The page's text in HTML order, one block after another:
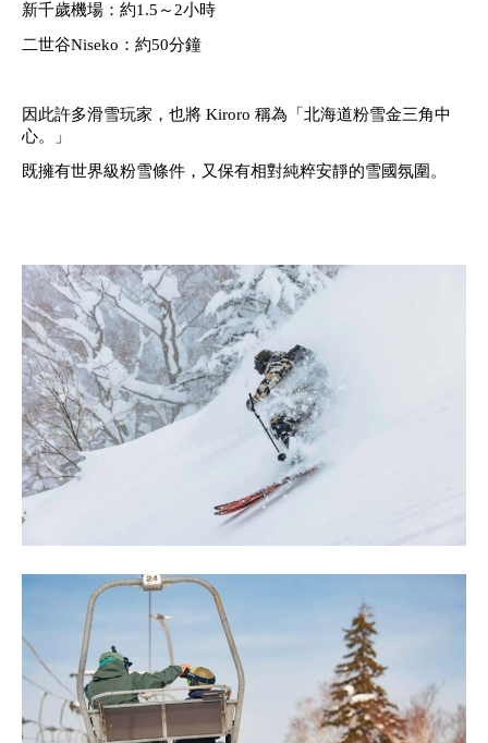
新千歲機場：約1.5～2小時
二世谷Niseko：約50分鐘
因此許多滑雪玩家，也將 Kiroro 稱為「北海道粉雪金三角中
心。」
既擁有世界級粉雪條件，又保有相對純粹安靜的雪國氛圍。